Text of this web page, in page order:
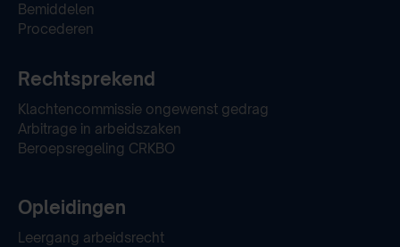
Bemiddelen
Procederen
Rechtsprekend
Klachtencommissie ongewenst gedrag
Arbitrage in arbeidszaken
Beroepsregeling CRKBO
Opleidingen
Leergang arbeidsrecht